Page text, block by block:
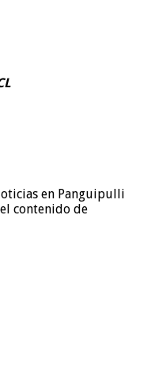
en Panguipulli
contenido de